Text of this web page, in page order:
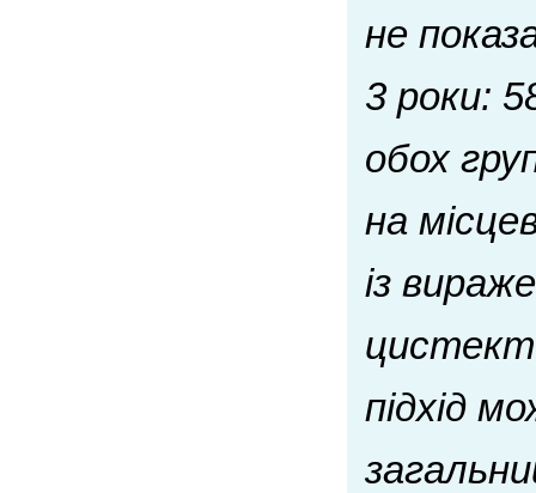
не
3 роки:
обох
на
із
підхід